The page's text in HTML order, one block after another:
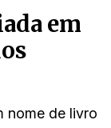
em
nome de livro